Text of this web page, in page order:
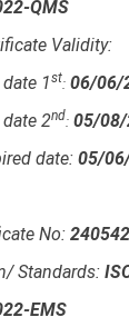
QMS
Validity:
1st: 06/06/
2nd: 05/
date: 05/
No:
Standards:
EMS